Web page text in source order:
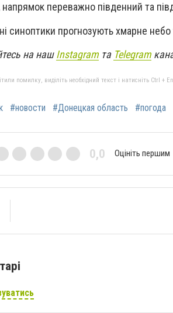
напрямок переважно південний та
синоптики прогнозують хмарне
на нашInstagram та Telegram
помилку, виділіть необхідний текст і натисніть Ctrl +
#новости #Донецкая область #погода
0,0 Оцініть першим